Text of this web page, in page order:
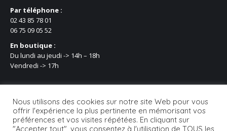
Par téléphone :
02 43 85 78 01
06 75 09 05 52
En boutique :
Du lundi au jeudi -> 14h – 18h
Vendredi -> 17h
Nous utilisons des cookies sur notre site Web pour vous
offrir l'expérience la plus pertinente en mémorisant vos
préférences et vos visites répétées. En cliquant sur
"Accepter tout", vous consentez à l'utilisation de TOUS les